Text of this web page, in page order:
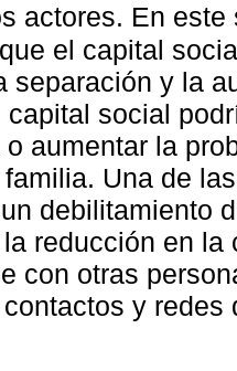
actores. En
el capital
separación y la
social
aumentar la
Una de
debilitamiento
reducción en
con otras
y